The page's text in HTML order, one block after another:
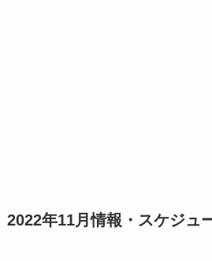
2022年11月情報・スケジュ